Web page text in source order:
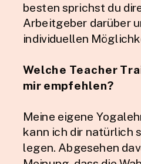
besten sprichst du
Arbeitgeber darüber
individuellen
Welche Teacher
mir empfehlen?
Meine eigene
kann ich dir natürlich
legen. Abgesehen